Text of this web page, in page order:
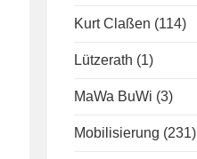
Kurt Claßen (114)
Lützerath (1)
MaWa BuWi (3)
Mobilisierung (231)